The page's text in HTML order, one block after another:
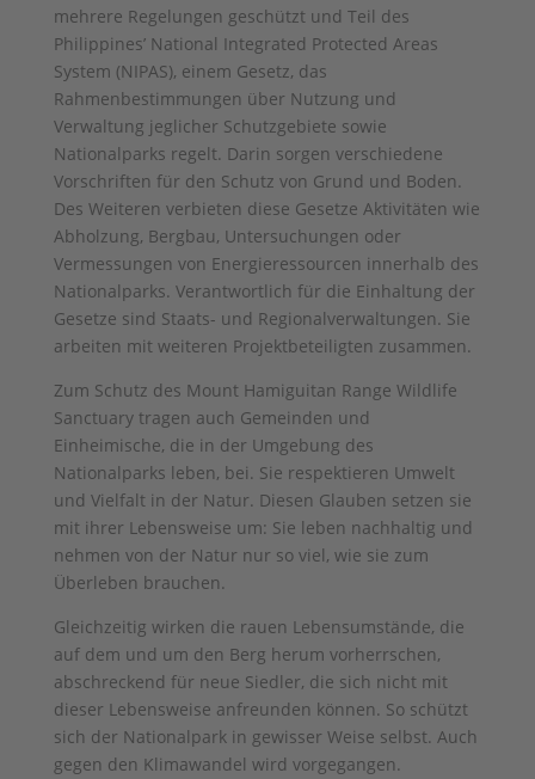
mehrere Regelungen geschützt und Teil des
Philippines’ National Integrated Protected Areas
System (NIPAS), einem Gesetz, das
Rahmenbestimmungen über Nutzung und
Verwaltung jeglicher Schutzgebiete sowie
Nationalparks regelt. Darin sorgen verschiedene
Vorschriften für den Schutz von Grund und Boden.
Des Weiteren verbieten diese Gesetze Aktivitäten wie
Abholzung, Bergbau, Untersuchungen oder
Vermessungen von Energieressourcen innerhalb des
Nationalparks. Verantwortlich für die Einhaltung der
Gesetze sind Staats- und Regionalverwaltungen. Sie
arbeiten mit weiteren Projektbeteiligten zusammen.
Zum Schutz des Mount Hamiguitan Range Wildlife
Sanctuary tragen auch Gemeinden und
Einheimische, die in der Umgebung des
Nationalparks leben, bei. Sie respektieren Umwelt
und Vielfalt in der Natur. Diesen Glauben setzen sie
mit ihrer Lebensweise um: Sie leben nachhaltig und
nehmen von der Natur nur so viel, wie sie zum
Überleben brauchen.
Gleichzeitig wirken die rauen Lebensumstände, die
auf dem und um den Berg herum vorherrschen,
abschreckend für neue Siedler, die sich nicht mit
dieser Lebensweise anfreunden können. So schützt
sich der Nationalpark in gewisser Weise selbst. Auch
gegen den Klimawandel wird vorgegangen.